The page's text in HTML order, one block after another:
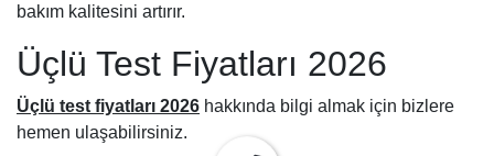
bakım kalitesini artırır.
Üçlü Test Fiyatları 2026
Üçlü test fiyatları 2026 hakkında bilgi almak için bizlere
hemen ulaşabilirsiniz.